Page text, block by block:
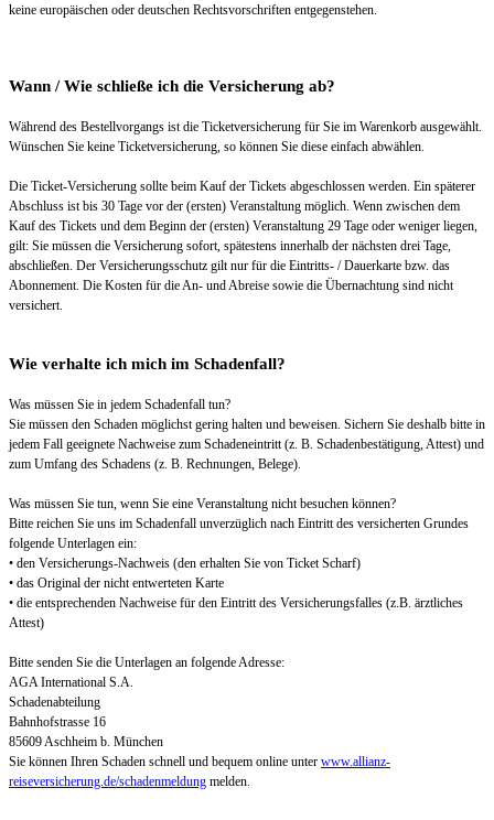
keine europäischen oder deutschen Rechtsvorschriften entgegenstehen.
Wann / Wie schließe ich die Versicherung ab?
Während des Bestellvorgangs ist die Ticketversicherung für Sie im Warenkorb ausgewählt.
Wünschen Sie keine Ticketversicherung, so können Sie diese einfach abwählen.
Die Ticket-Versicherung sollte beim Kauf der Tickets abgeschlossen werden. Ein späterer
Abschluss ist bis 30 Tage vor der (ersten) Veranstaltung möglich. Wenn zwischen dem
Kauf des Tickets und dem Beginn der (ersten) Veranstaltung 29 Tage oder weniger liegen,
gilt: Sie müssen die Versicherung sofort, spätestens innerhalb der nächsten drei Tage,
abschließen. Der Versicherungsschutz gilt nur für die Eintritts- / Dauerkarte bzw. das
Abonnement. Die Kosten für die An- und Abreise sowie die Übernachtung sind nicht
versichert.
Wie verhalte ich mich im Schadenfall?
Was müssen Sie in jedem Schadenfall tun?
Sie müssen den Schaden möglichst gering halten und beweisen. Sichern Sie deshalb bitte in
jedem Fall geeignete Nachweise zum Schadeneintritt (z. B. Schadenbestätigung, Attest) und
zum Umfang des Schadens (z. B. Rechnungen, Belege).
Was müssen Sie tun, wenn Sie eine Veranstaltung nicht besuchen können?
Bitte reichen Sie uns im Schadenfall unverzüglich nach Eintritt des versicherten Grundes
folgende Unterlagen ein:
• den Versicherungs-Nachweis (den erhalten Sie von Ticket Scharf)
• das Original der nicht entwerteten Karte
• die entsprechenden Nachweise für den Eintritt des Versicherungsfalles (z.B. ärztliches
Attest)
Bitte senden Sie die Unterlagen an folgende Adresse:
AGA International S.A.
Schadenabteilung
Bahnhofstrasse 16
85609 Aschheim b. München
Sie können Ihren Schaden schnell und bequem online unter www.allianz-
reiseversicherung.de/schadenmeldung melden.